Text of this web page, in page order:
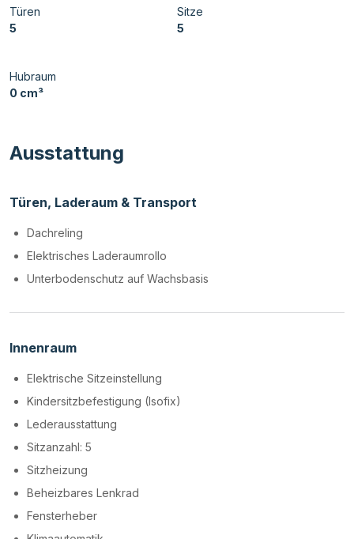
Türen
5
Sitze
5
Hubraum
0 cm³
Ausstattung
Türen, Laderaum & Transport
Dachreling
Elektrisches Laderaumrollo
Unterbodenschutz auf Wachsbasis
Innenraum
Elektrische Sitzeinstellung
Kindersitzbefestigung (Isofix)
Lederausstattung
Sitzanzahl: 5
Sitzheizung
Beheizbares Lenkrad
Fensterheber